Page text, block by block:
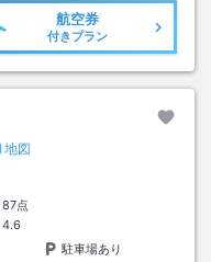
航空券
付きプラン
地図
87点
4.6
駐車場あり